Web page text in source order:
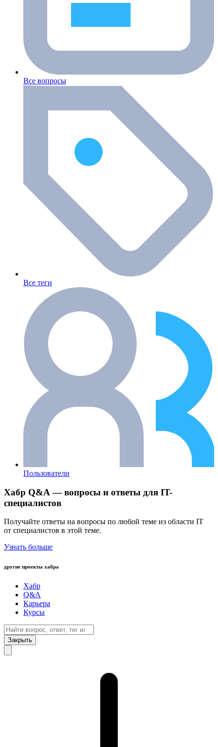
Все вопросы
Все теги
Пользователи
Хабр Q&A — вопросы и ответы для IT-
специалистов
Получайте ответы на вопросы по любой теме из области IT
от специалистов в этой теме.
Узнать больше
другие проекты хабра
Хабр
Q&A
Карьера
Курсы
Закрыть